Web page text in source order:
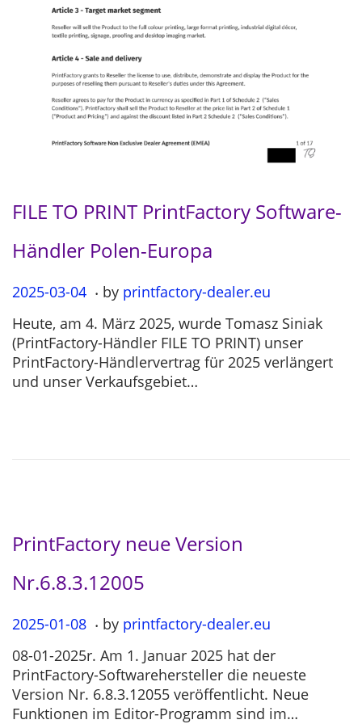
FILE TO PRINT PrintFactory Software-
Händler Polen-Europa
P
s
t
e
d
2025-03-04 2
2
5
-
0
. by printfactory-dealer.eu
Heute, am 4. März 2025, wurde Tomasz Siniak
(PrintFactory-Händler FILE TO PRINT) unser
PrintFactory-Händlervertrag für 2025 verlängert
und unser Verkaufsgebiet…
PrintFactory neue Version
Nr.6.8.3.12005
P
s
t
e
2025-01-08 2
2
5
-
. by printfactory-dealer.eu
08-01-2025r. Am 1. Januar 2025 hat der
PrintFactory-Softwarehersteller die neueste
Version Nr. 6.8.3.12055 veröffentlicht. Neue
Funktionen im Editor-Programm sind im…